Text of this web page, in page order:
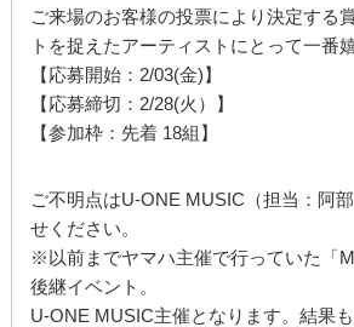
ご来場のお客様の投票により決定する
トを捉えたアーティストにとって一番
【応募開始：2/03(金)】
【応募締切：2/28(火）】
【参加枠：先着 18組】
ご不明点はU-ONE MUSIC（担当：阿
せください。
※以前までヤマハ主催で行っていた「
後継イベント。
U-ONE MUSIC主催となります。結果